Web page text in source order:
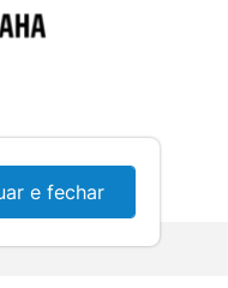
e fechar